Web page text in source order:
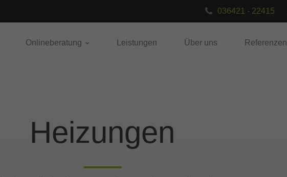
036421 - 22415
Onlineberatung Leistungen Über uns Referenzen
Heizungen